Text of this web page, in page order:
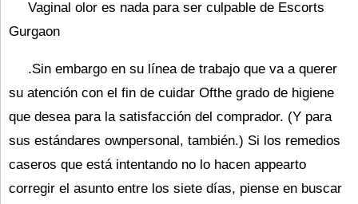
Vaginal olor es nada para ser culpable de Escorts
Gurgaon
.Sin embargo en su línea de trabajo que va a querer
su atención con el fin de cuidar Ofthe grado de higiene
que desea para la satisfacción del comprador. (Y para
sus estándares ownpersonal, también.) Si los remedios
caseros que está intentando no lo hacen appearto
corregir el asunto entre los siete días, piense en buscar